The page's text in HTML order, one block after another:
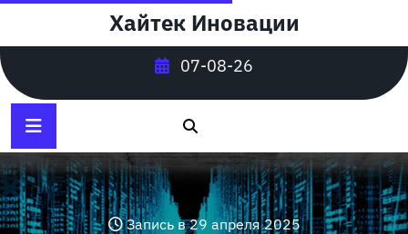
содержимому
Хайтек Иновации
07-08-26
Запись в 29 апреля 2025